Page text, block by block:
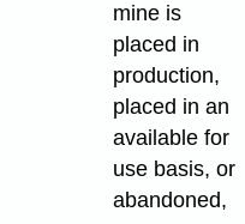
mine is
placed in
production,
placed in an
available for
use basis, or
abandoned,